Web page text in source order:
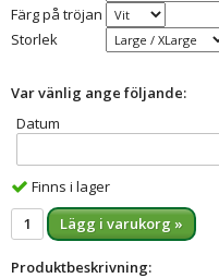
Färg på tröjan
Storlek
Var vänlig ange följande:
Datum
Finns i lager
Lägg i varukorg »
Produktbeskrivning: